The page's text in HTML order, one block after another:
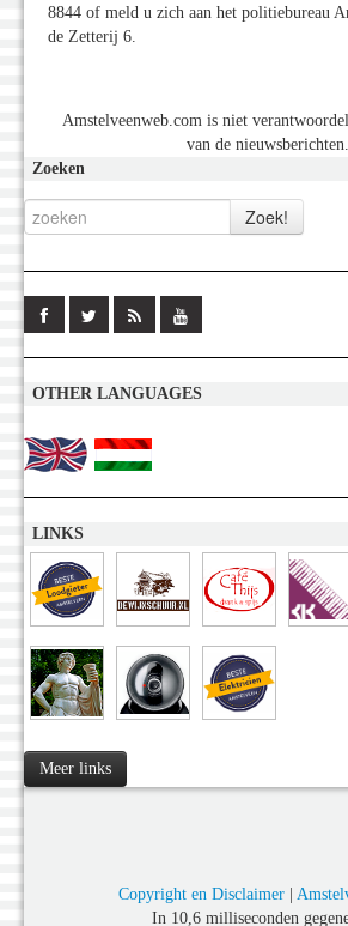
8844 of meld u zich aan het politiebureau
de Zetterij 6.
Amstelveenweb.com is niet
van de nieuwsberichten.
Zoeken
OTHER LANGUAGES
LINKS
Meer links
Copyright en Disclaimer|
In 10,6 milliseconden